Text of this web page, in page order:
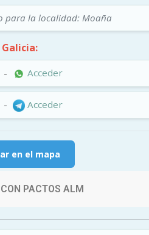
para la localidad: Moaña
Galicia:
- Acceder
- Acceder
en el mapa
PACTOS ALM